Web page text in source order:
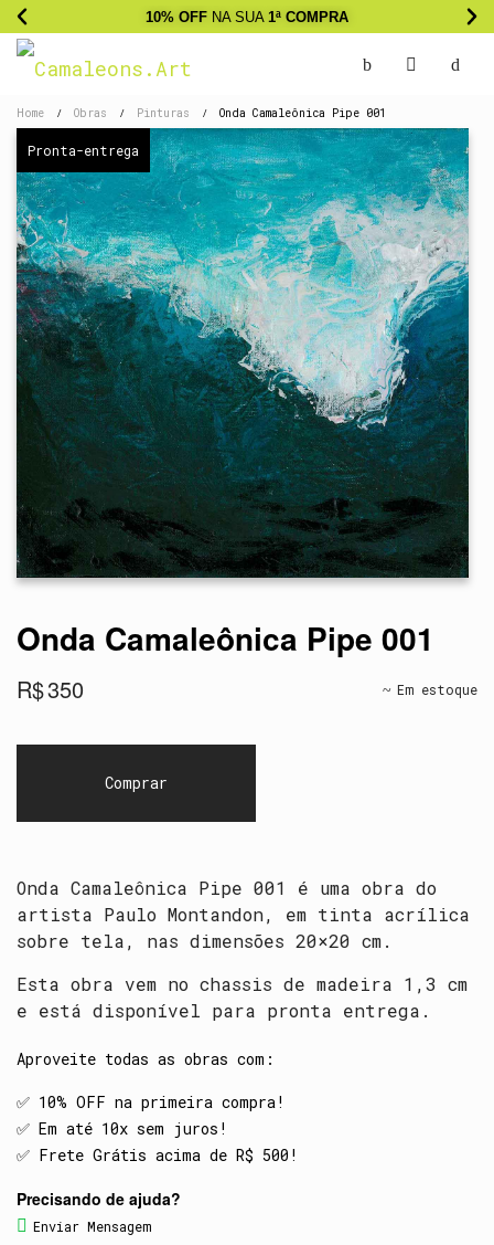
10% OFF NA SUA 1ª COMPRA
Home / Obras / Pinturas / Onda Camaleônica Pipe 001
Pronta-entrega
Onda Camaleônica Pipe 001
Em estoque
R$350
Comprar
Onda Camaleônica Pipe 001 é uma obra do
artista Paulo Montandon, em tinta acrílica
sobre tela, nas dimensões 20×20 cm.
Esta obra vem no chassis de madeira 1,3 cm
e está disponível para pronta entrega.
Aproveite todas as obras com:
✅️ 10% OFF na primeira compra!
✅️ Em até 10x sem juros!
✅️ Frete Grátis acima de R$ 500!
Precisando de ajuda?
Enviar Mensagem